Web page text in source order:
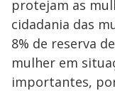
protejam as
cidadania das
8% de reserva
mulher em
importantes,